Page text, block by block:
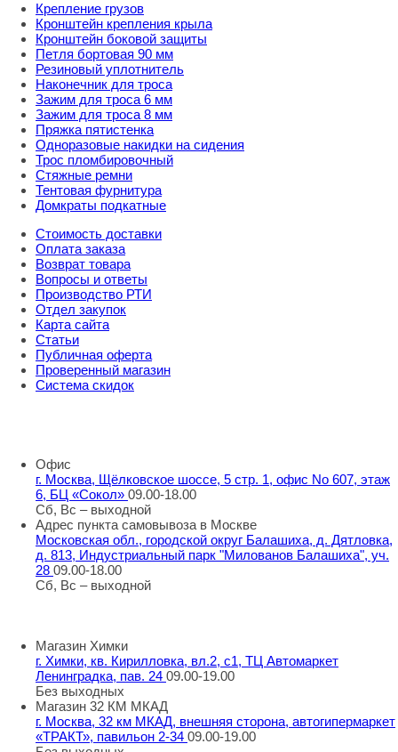
Крепление грузов
Кронштейн крепления крыла
Кронштейн боковой защиты
Петля бортовая 90 мм
Резиновый уплотнитель
Наконечник для троса
Зажим для троса 6 мм
Зажим для троса 8 мм
Пряжка пятистенка
Одноразовые накидки на сидения
Трос пломбировочный
Стяжные ремни
Тентовая фурнитура
Домкраты подкатные
Стоимость доставки
Оплата заказа
Возврат товара
Вопросы и ответы
Производство РТИ
Отдел закупок
Карта сайта
Статьи
Публичная оферта
Проверенный магазин
Система скидок
Офис
г. Москва, Щёлковское шоссе, 5 стр. 1, офис No 607, этаж
6, БЦ «Сокол» 09.00-18.00
Сб, Вс – выходной
Адрес пункта самовывоза в Москве
Московская обл., городской округ Балашиха, д. Дятловка,
д. 813, Индустриальный парк "Милованов Балашиха", уч.
28 09.00-18.00
Сб, Вс – выходной
Магазин Химки
г. Химки, кв. Кирилловка, вл.2, с1, ТЦ Автомаркет
Ленинградка, пав. 24 09.00-19.00
Без выходных
Магазин 32 КМ МКАД
г. Москва, 32 км МКАД, внешняя сторона, автогипермаркет
«ТРАКТ», павильон 2-34 09.00-19.00